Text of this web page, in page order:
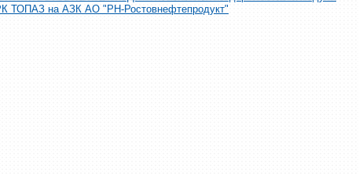
ТОПАЗ на АЗК АО "РН-Ростовнефтепродукт"